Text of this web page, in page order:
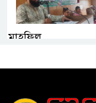
মাহফিল